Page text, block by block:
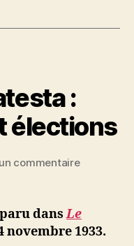
:
élections
a
r
S
N
ji
b
commentairesur
et
dansLe
novembre 1933.